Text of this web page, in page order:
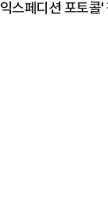
스페디션 포토콜'